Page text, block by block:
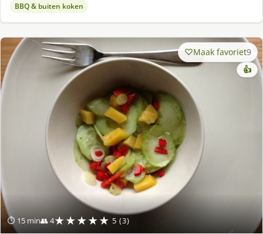
BBQ & buiten koken
⏱ 15 min👥 4★★★★★ 5 (3)
Maak favoriet9
👍